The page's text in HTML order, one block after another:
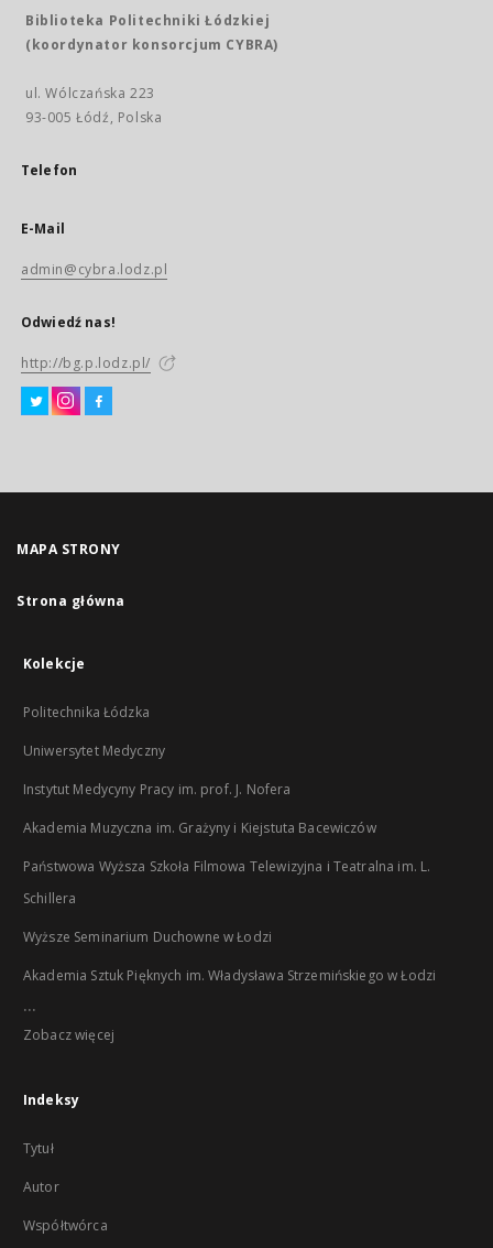
Biblioteka Politechniki Łódzkiej
(koordynator konsorcjum CYBRA)
ul. Wólczańska 223
93-005 Łódź, Polska
Telefon
E-Mail
admin@cybra.lodz.pl
Odwiedź nas!
http://bg.p.lodz.pl/
MAPA STRONY
Strona główna
Kolekcje
Politechnika Łódzka
Uniwersytet Medyczny
Instytut Medycyny Pracy im. prof. J. Nofera
Akademia Muzyczna im. Grażyny i Kiejstuta Bacewiczów
Państwowa Wyższa Szkoła Filmowa Telewizyjna i Teatralna im. L.
Schillera
Wyższe Seminarium Duchowne w Łodzi
Akademia Sztuk Pięknych im. Władysława Strzemińskiego w Łodzi
...
Zobacz więcej
Indeksy
Tytuł
Autor
Współtwórca